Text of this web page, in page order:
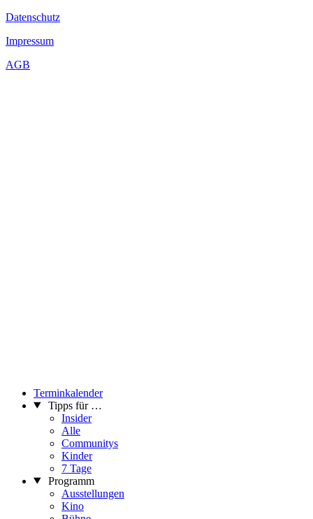
Datenschutz
Impressum
AGB
Terminkalender
Tipps für …
Insider
Alle
Communitys
Kinder
7 Tage
Programm
Ausstellungen
Kino